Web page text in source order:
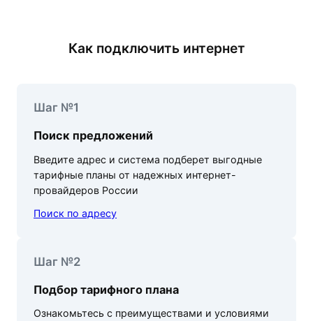
Как подключить интернет
Шаг №1
Поиск предложений
Введите адрес и система подберет выгодные
тарифные планы от надежных интернет-
провайдеров России
Поиск по адресу
Шаг №2
Подбор тарифного плана
Ознакомьтесь с преимуществами и условиями